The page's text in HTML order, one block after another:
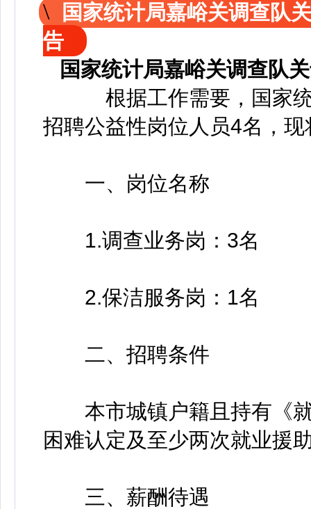
国家统计局嘉峪关调查队
告
国家统计局嘉峪关调查队
根据工作需要，国家统
招聘公益性岗位人员4名，
一、岗位名称
1.调查业务岗：3名
2.保洁服务岗：1名
二、招聘条件
本市城镇户籍且持有《就
困难认定及至少两次就业援
三、薪酬待遇